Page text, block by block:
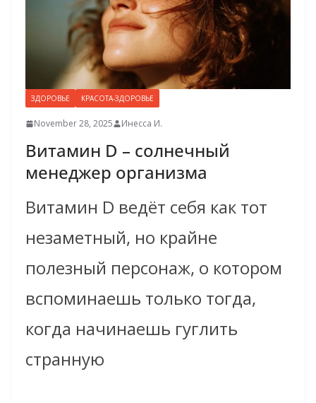
ЗДОРОВЬЕ КРАСОТА-ЗДОРОВЬЕ
November 28, 2025 Инесса И.
Витамин D – солнечный
менеджер организма
Витамин D ведёт себя как тот
незаметный, но крайне
полезный персонаж, о котором
вспоминаешь только тогда,
когда начинаешь гуглить
странную